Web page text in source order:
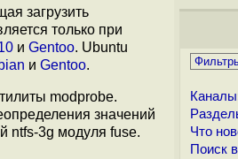
загрузить
только при
и Gentoo. Ubuntu
и Gentoo.
modprobe.
значений
ntfs-3g модуля fuse.
Что
Поиск